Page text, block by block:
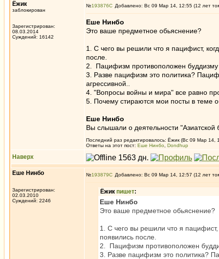
Ёжик
заблокирован
Зарегистрирован:
08.03.2014
Суждений: 16142
№193876 Добавлено: Вс 09 Мар 14, 12:55 (12 лет
Еше Нинбо
Это ваше предметное обьяснение?
1. С чего вы решили что я пацифист,
после.
2. Пацифизм противоположен буддизму
3. Разве пацифизм это политика?
агрессивной..
4. "Вопросы войны и мира" все равно
5. Почему стираются мои посты в теме
Еше Нинбо
Вы слышали о деятельности
Последний раз редактировалось: Ёжик (Вс 09 Мар 14,
Ответы на этот пост: Еше Нинбо Dondhup
Наверх
Еше Нинбо
Зарегистрирован:
02.03.2010
Суждений: 2246
№193879 Добавлено: Вс 09 Мар 14, 12:57 (12 лет
Ёжик пишет:
Еше Нинбо
Это ваше предметное обьяснение?
1. С чего вы решили что я
появились после.
2. Пацифизм противоположен
3. Разве пацифизм это политика?